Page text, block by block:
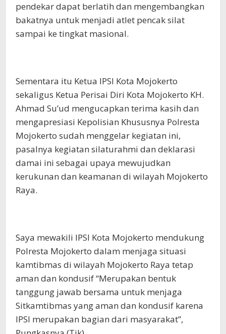
pendekar dapat berlatih dan mengembangkan
bakatnya untuk menjadi atlet pencak silat
sampai ke tingkat masional.
Sementara itu Ketua IPSI Kota Mojokerto
sekaligus Ketua Perisai Diri Kota Mojokerto KH.
Ahmad Su’ud mengucapkan terima kasih dan
mengapresiasi Kepolisian Khususnya Polresta
Mojokerto sudah menggelar kegiatan ini,
pasalnya kegiatan silaturahmi dan deklarasi
damai ini sebagai upaya mewujudkan
kerukunan dan keamanan di wilayah Mojokerto
Raya.
Saya mewakili IPSI Kota Mojokerto mendukung
Polresta Mojokerto dalam menjaga situasi
kamtibmas di wilayah Mojokerto Raya tetap
aman dan kondusif “Merupakan bentuk
tanggung jawab bersama untuk menjaga
Sitkamtibmas yang aman dan kondusif karena
IPSI merupakan bagian dari masyarakat”,